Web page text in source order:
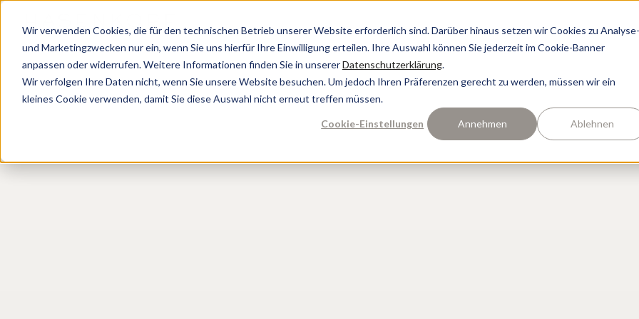
Wir verwenden Cookies, die für den technischen Betrieb unserer Website erforderlich sind. Darüber hinaus setzen wir Cookies zu Analyse-
und Marketingzwecken nur ein, wenn Sie uns hierfür Ihre Einwilligung erteilen. Ihre Auswahl können Sie jederzeit im Cookie-Banner
anpassen oder widerrufen. Weitere Informationen finden Sie in unsererDatenschutzerklärung.
Wir verfolgen Ihre Daten nicht, wenn Sie unsere Website besuchen. Um jedoch Ihren Präferenzen gerecht zu werden, müssen wir ein
kleines Cookie verwenden, damit Sie diese Auswahl nicht erneut treffen müssen.
Cookie-Einstellungen Annehmen Ablehnen